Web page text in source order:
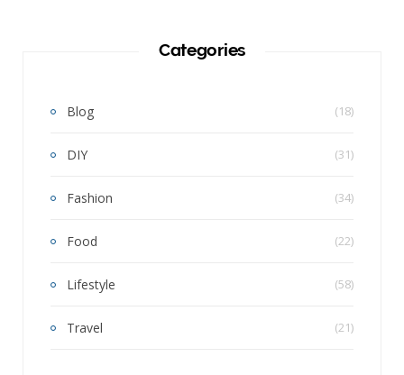
Categories
Blog (18)
DIY (31)
Fashion (34)
Food (22)
Lifestyle (58)
Travel (21)